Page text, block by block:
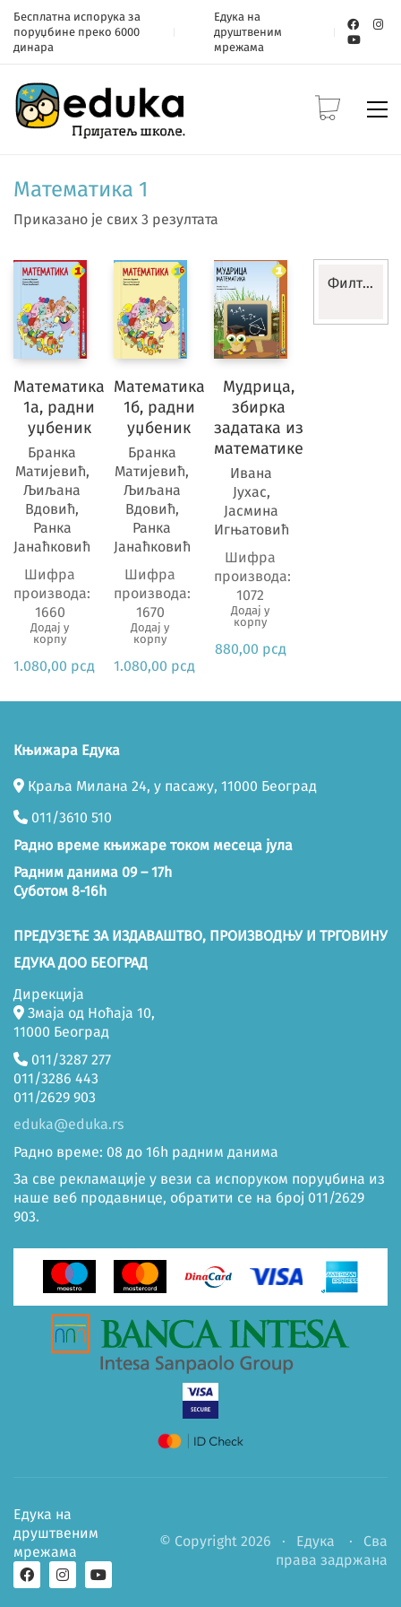
Бесплатна испорука за
поруџбине преко 6000
динара
Едука на
друштвеним
мрежама
Математика 1
Приказано је свих 3 резултата
Математика
1а, радни
уџбеник
Бранка
Матијевић,
Љиљана
Вдовић,
Ранка
Јанаћковић
Шифра
производа:
1660
Додај у
корпу
1.080,00 рсд
Математика
1б, радни
уџбеник
Бранка
Матијевић,
Љиљана
Вдовић,
Ранка
Јанаћковић
Шифра
производа:
1670
Додај у
корпу
1.080,00 рсд
Мудрица,
збирка
задатака из
математике
Ивана
Јухас,
Јасмина
Игњатовић
Шифра
производа:
1072
Додај у
корпу
880,00 рсд
Филтери
Књижара Едука
Краља Милана 24, у пасажу, 11000 Београд
011/3610 510
Радно време књижаре током месеца јула
Радним данима 09 – 17h
Суботом 8-16h
ПРЕДУЗЕЋЕ ЗА ИЗДАВАШТВО, ПРОИЗВОДЊУ И ТРГОВИНУ
ЕДУКА ДОО БЕОГРАД
Дирекција
Змаја од Ноћаја 10,
11000 Београд
011/3287 277
011/3286 443
011/2629 903
eduka@eduka.rs
Радно време: 08 до 16h радним данима
За све рекламације у вези са испоруком поруџбина из
наше веб продавнице, обратити се на број 011/2629
903.
© Copyright 2026 · Едука · Сва
права задржана
Едука на
друштвеним
мрежама